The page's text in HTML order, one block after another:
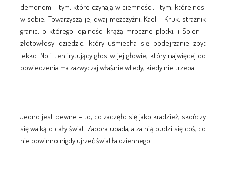
demonom – tym, które czyhają w ciemności, i tym, które nosi
w sobie. Towarzyszą jej dwaj mężczyźni: Kael - Kruk, strażnik
granic, o którego lojalności krążą mroczne plotki, i Solen -
złotowłosy dziedzic, który uśmiecha się podejrzanie zbyt
lekko. No i ten irytujący głos w jej głowie, który najwięcej do
powiedzenia ma zazwyczaj właśnie wtedy, kiedy nie trzeba...
Jedno jest pewne – to, co zaczęło się jako kradzież, skończy
się walką o cały świat. Zapora upada, a za nią budzi się coś, co
nie powinno nigdy ujrzeć światła dziennego